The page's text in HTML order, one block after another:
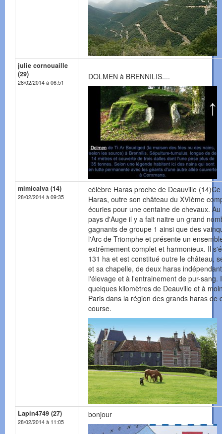
julie cornouaille
(29)
28/02/2014 à 06:51
DOLMEN à BRENNILIS....
mimicalva (14)
28/02/2014 à 09:35
célèbre Haras proche de Deauville
Haras, outre son château du XVIème
écuries pour une centaine de chevaux.
pays d'Auge il y a fait naitre un grand
gagnants de groupe 1 ainsi que des
l'Arc de Triomphe et présente un
extrêmement complet et harmonieux. Il
131 ha et est constitué outre le château,
et sa chapelle, de deux haras
l'élevage et à l'entrainement de pur-sang.
quelques kilomètres de Deauville et à
Paris dans la région des grands haras de
course.
Lapin4749 (27)
28/02/2014 à 11:05
bonjour